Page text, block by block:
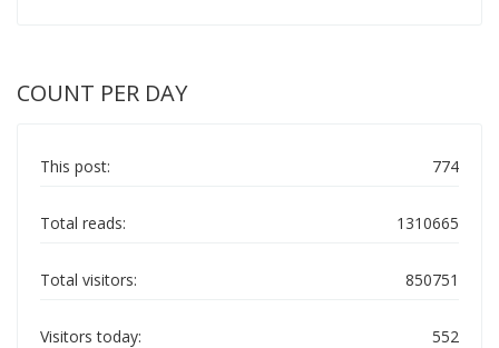
COUNT PER DAY
774
This post:
1310665
Total reads:
850751
Total visitors:
552
Visitors today: